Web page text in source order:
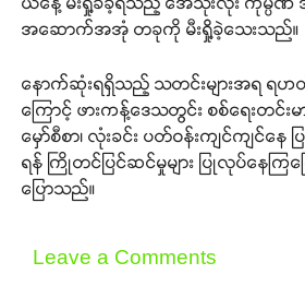
အဆောက်အအုံ တခုကို မီးရှို့ခဲ့သေးသည်။
နောက်ဆုံးရရှိသည့် သတင်းများအရ ရ
ကြောင့် ဖားကန့်ဒေသတွင်း စစ်ရေးတင်းမ
မှော်စီစာ၊ လုံးခင်း ပတ်ဝန်းကျင်ကျင်နေ
ရန် ကြိုတင်ပြင်ဆင်မှုများ ပြုလုပ်နေကြက
ပြောသည်။
Leave a Comments